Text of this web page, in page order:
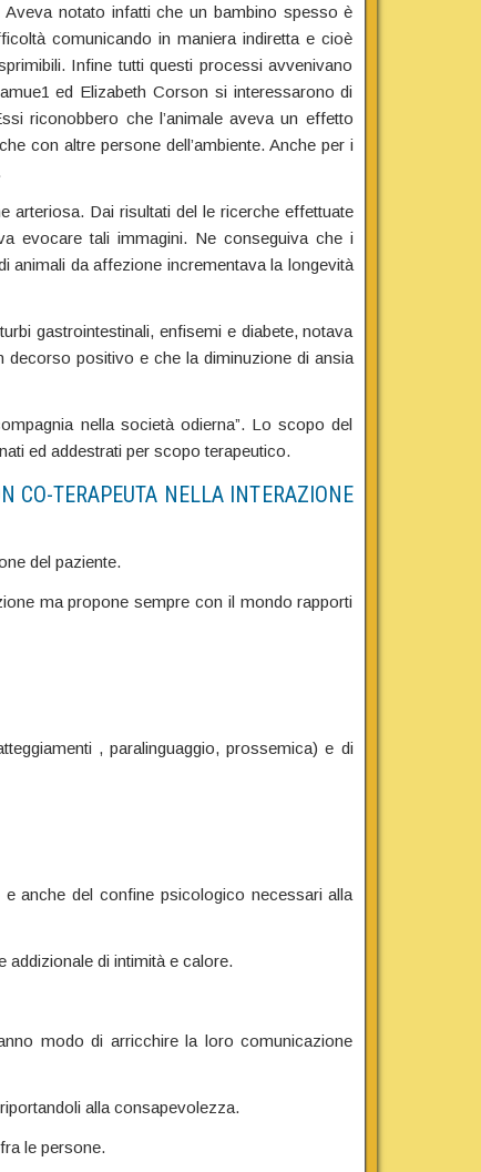
notato infatti che un bambino spesso è
comunicando in maniera indiretta e cioè
Infine tutti questi processi avvenivano
ed Elizabeth Corson si interessarono di
riconobbero che l’animale aveva un effetto
con altre persone dell’ambiente. Anche per i
arteriosa. Dai risultati del le ricerche effettuate
evocare tali immagini. Ne conseguiva che i
animali da affezione incrementava la longevità
gastrointestinali, enfisemi e diabete, notava
positivo e che la diminuzione di ansia
nella società odierna”. Lo scopo del
ed addestrati per scopo terapeutico.
CO-TERAPEUTA NELLA INTERAZIONE
del paziente.
ma propone sempre con il mondo rapporti
, paralinguaggio, prossemica) e di
anche del confine psicologico necessari alla
addizionale di intimità e calore.
modo di arricchire la loro comunicazione
alla consapevolezza.
le persone.